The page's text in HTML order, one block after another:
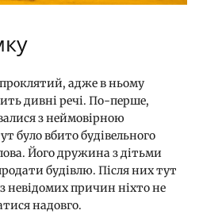
адже в ньому
дивні речі. По-перше,
з неймовірною
було вбито будівельного
Його дружина з дітьми
будівлю. Після них тут
невідомих причин ніхто не
надовго.